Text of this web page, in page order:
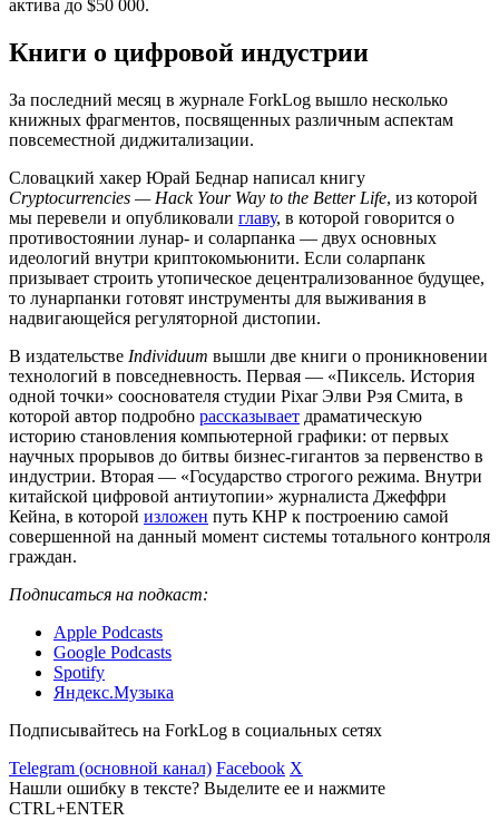
актива до $50 000.
Книги о цифровой индустрии
За последний месяц в журнале ForkLog вышло несколько
книжных фрагментов, посвященных различным аспектам
повсеместной диджитализации.
Словацкий хакер Юрай Беднар написал книгу
Cryptocurrencies — Hack Your Way to the Better Life, из которой
мы перевели и опубликовали главу, в которой говорится о
противостоянии лунар- и соларпанка — двух основных
идеологий внутри криптокомьюнити. Если соларпанк
призывает строить утопическое децентрализованное будущее,
то лунарпанки готовят инструменты для выживания в
надвигающейся регуляторной дистопии.
В издательстве Individuum вышли две книги о проникновении
технологий в повседневность. Первая — «Пиксель. История
одной точки» сооснователя студии Pixar Элви Рэя Смита, в
которой автор подробно рассказывает драматическую
историю становления компьютерной графики: от первых
научных прорывов до битвы бизнес-гигантов за первенство в
индустрии. Вторая — «Государство строгого режима. Внутри
китайской цифровой антиутопии» журналиста Джеффри
Кейна, в которой изложен путь КНР к построению самой
совершенной на данный момент системы тотального контроля
граждан.
Подписаться на подкаст:
Apple Podcasts
Google Podcasts
Spotify
Яндекс.Музыка
Подписывайтесь на ForkLog в социальных сетях
Telegram (основной канал) Facebook X
Нашли ошибку в тексте? Выделите ее и нажмите
CTRL+ENTER